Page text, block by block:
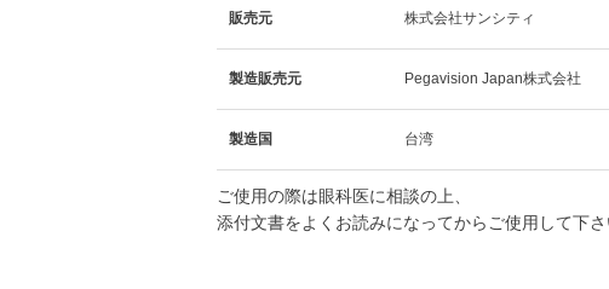
販売元 株式会社サンシティ
製造販売元 Pegavision Japan株式会社
製造国 台湾
ご使用の際は眼科医に相談の上、
添付文書をよくお読みになってからご使用して下